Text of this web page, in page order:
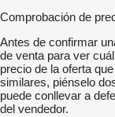
Comprobación de
Antes de confirmar
de venta para ver
precio de la oferta
similares, piénselo
puede conllevar a
del vendedor.